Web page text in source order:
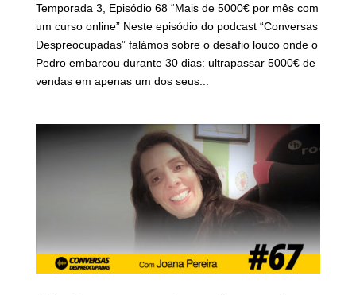
Temporada 3, Episódio 68 “Mais de 5000€ por mês com
um curso online” Neste episódio do podcast “Conversas
Despreocupadas” falámos sobre o desafio louco onde o
Pedro embarcou durante 30 dias: ultrapassar 5000€ de
vendas em apenas um dos seus...